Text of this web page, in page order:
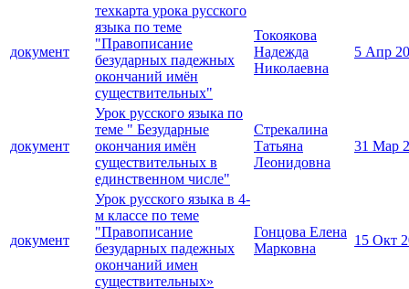
документ
техкарта урока русского
языка по теме
"Правописание
безударных падежных
окончаний имён
существительных"
Токоякова
Надежда
Николаевна
5 Апр
документ
Урок русского языка по
теме " Безударные
окончания имён
существительных в
единственном числе"
Стрекалина
Татьяна
Леонидовна
31 Мар
документ
Урок русского языка в 4-
м классе по теме
"Правописание
безударных падежных
окончаний имен
существительных»
Гонцова Елена
Марковна
15 Окт